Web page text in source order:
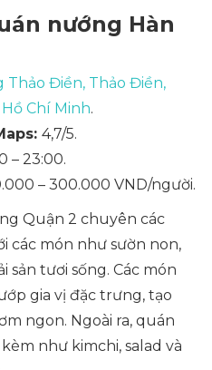
nướng Hàn
Thảo Điền, Thảo Điền,
Chí Minh.
4,7/5.
– 23:00.
– 300.000 VND/người.
Quận 2 chuyên các
các món như sườn non,
sản tươi sống. Các món
gia vị đặc trưng, tạo
ngon. Ngoài ra, quán
như kimchi, salad và